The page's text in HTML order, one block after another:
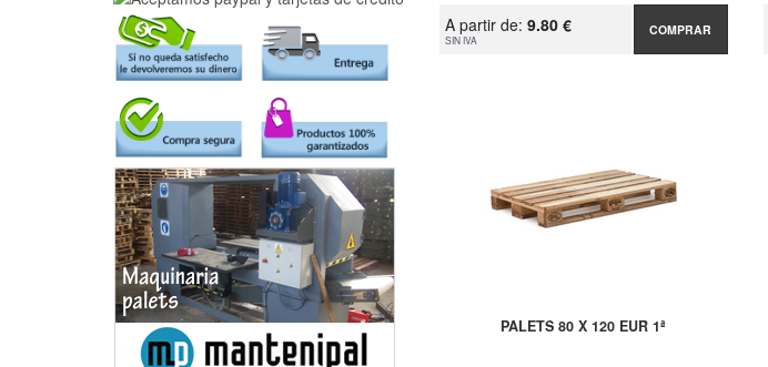
A partir de: 9.80 €
SIN IVA
COMPRAR
PALETS 80 X 120 EUR 1ª